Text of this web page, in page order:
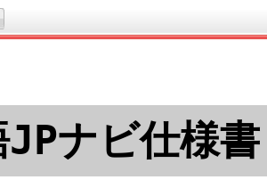
JPナビ仕様書